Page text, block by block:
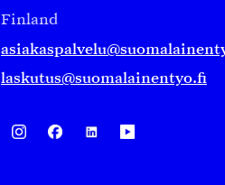
Finland
laskutus@suomalainentyo.fi